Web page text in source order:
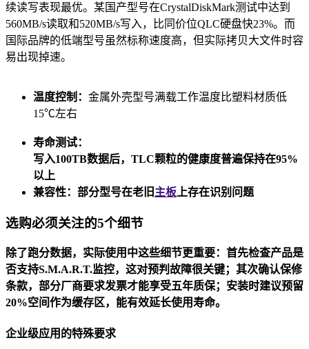
续读写表现最优。某国产型号在CrystalDiskMark测试中达到
560MB/s读取和520MB/s写入，比同价位QLC硬盘快23%。而
国际品牌的低端型号虽然标称速度高，但实际拷贝大文件时容
易出现掉速。
温度控制： 金属外壳型号满载工作温度比塑料材质低
15℃左右
寿命测试：
写入100TB数据后，TLC颗粒的健康度普遍保持在95%
以上
兼容性： 部分型号在老旧 主板 上存在识别问题
选购必须关注的5个细节
除了跑分数据，实际使用中这些细节更重要：首先检查产品是
否支持S.M.A.R.T.监控，这对预判故障很关键；其次确认保修
条款，部分厂商要求发票才能享受五年质保；安装时建议预留
20%空间作为缓存区，能有效延长使用寿命。
企业级应用的特殊要求